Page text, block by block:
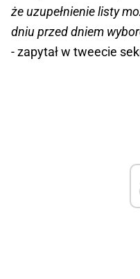
że uzupełnienie listy
dniu przed dniem
- zapytał w tweecie